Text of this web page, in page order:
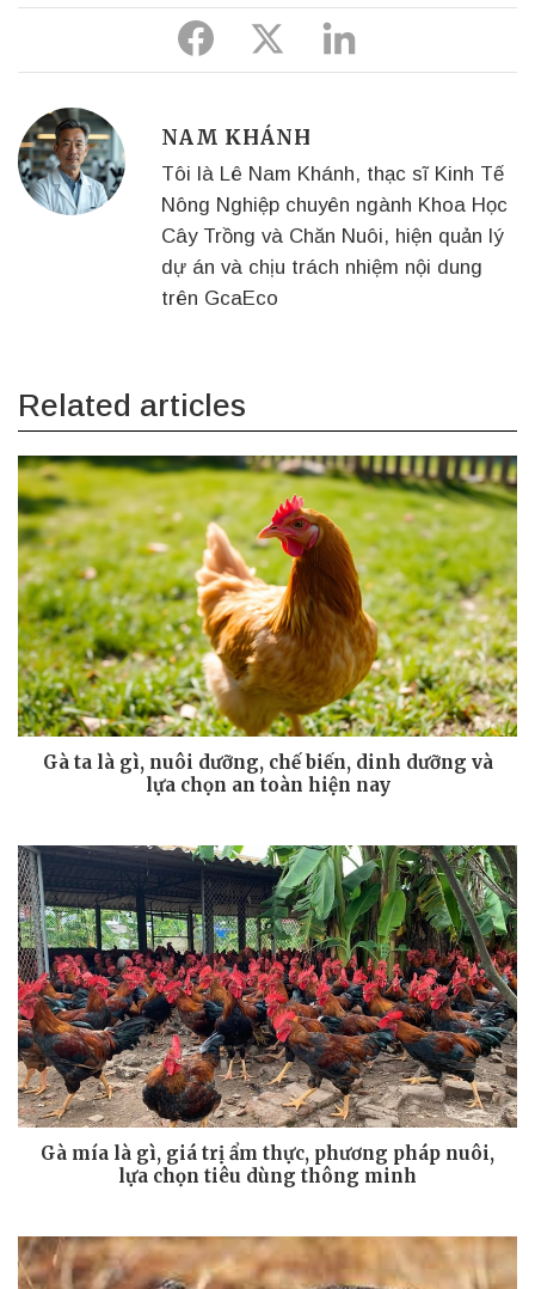
Share
Share
Share
NAM KHÁNH
Tôi là Lê Nam Khánh, thạc sĩ Kinh Tế
Nông Nghiệp chuyên ngành Khoa Học
Cây Trồng và Chăn Nuôi, hiện quản lý
dự án và chịu trách nhiệm nội dung
trên GcaEco
Related articles
Gà ta là gì, nuôi dưỡng, chế biến, dinh dưỡng và
lựa chọn an toàn hiện nay
Gà mía là gì, giá trị ẩm thực, phương pháp nuôi,
lựa chọn tiêu dùng thông minh